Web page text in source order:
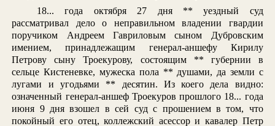
18... года октября 27 дня ** уездный суд
рассматривал дело о неправильном владении гвардии
поручиком Андреем Гавриловым сыном Дубровским
имением, принадлежащим генерал-аншефу Кирилу
Петрову сыну Троекурову, состоящим ** губернии в
сельце Кистеневке, мужеска пола ** душами, да земли с
лугами и угодьями ** десятин. Из коего дела видно:
означенный генерал-аншеф Троекуров прошлого 18... года
июня 9 дня взошел в сей суд с прошением в том, что
покойный его отец, коллежский асессор и кавалер Петр